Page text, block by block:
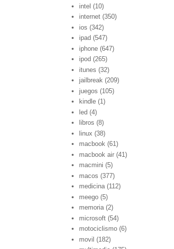
intel (10)
internet (350)
ios (342)
ipad (547)
iphone (647)
ipod (265)
itunes (32)
jailbreak (209)
juegos (105)
kindle (1)
led (4)
libros (8)
linux (38)
macbook (61)
macbook air (41)
macmini (5)
macos (377)
medicina (112)
meego (5)
memoria (2)
microsoft (54)
motociclismo (6)
movil (182)